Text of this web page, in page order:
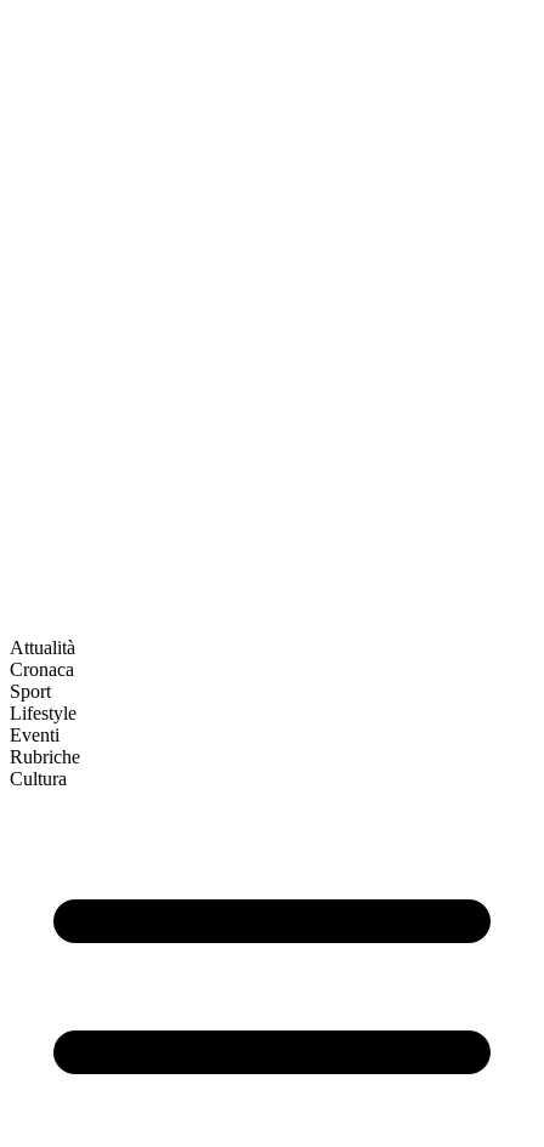
Attualità
Cronaca
Sport
Lifestyle
Eventi
Rubriche
Cultura